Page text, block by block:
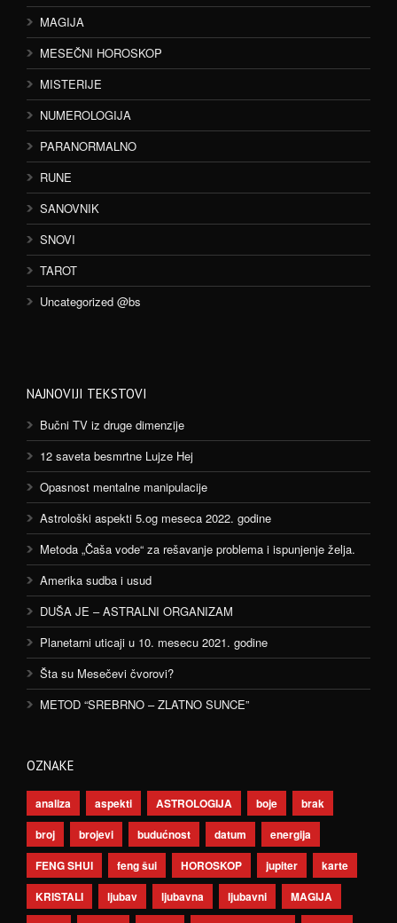
MAGIJA
MESEČNI HOROSKOP
MISTERIJE
NUMEROLOGIJA
PARANORMALNO
RUNE
SANOVNIK
SNOVI
TAROT
Uncategorized @bs
NAJNOVIJI TEKSTOVI
Bučni TV iz druge dimenzije
12 saveta besmrtne Lujze Hej
Opasnost mentalne manipulacije
Astrološki aspekti 5.og meseca 2022. godine
Metoda „Čaša vode“ za rešavanje problema i ispunjenje želja.
Amerika sudba i usud
DUŠA JE – ASTRALNI ORGANIZAM
Planetarni uticaji u 10. mesecu 2021. godine
Šta su Mesečevi čvorovi?
METOD “SREBRNO – ZLATNO SUNCE”
OZNAKE
analiza aspekti ASTROLOGIJA boje
brak
broj
brojevi budućnost datum
energija
FENG SHUI
feng šui HOROSKOP jupiter
karte
KRISTALI
ljubav ljubavna ljubavni
MAGIJA